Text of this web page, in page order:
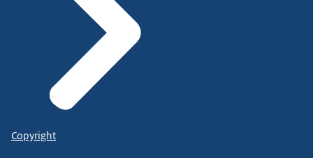
Copyright